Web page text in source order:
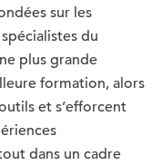
sur les
du
plus grande
formation, alors
et s’efforcent
dans un cadre